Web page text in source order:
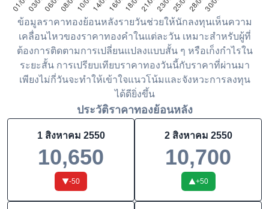
ข้อมูลราคาทองย้อนหลังรายวันช่วยให้นักลงทุนเห็นความ
เคลื่อนไหวของราคาทองคำในแต่ละวัน เหมาะสำหรับผู้ที่
ต้องการติดตามการเปลี่ยนแปลงแบบสั้น ๆ หรือเก็งกำไรใน
ระยะสั้น การเปรียบเทียบราคาทองวันนี้กับราคาที่ผ่านมา
เพียงไม่กี่วันจะทำให้เข้าใจแนวโน้มและจังหวะการลงทุน
ได้ดียิ่งขึ้น
ประวัติราคาทองย้อนหลัง
1 สิงหาคม 2550
10,650
-50
2 สิงหาคม 2550
10,700
+50